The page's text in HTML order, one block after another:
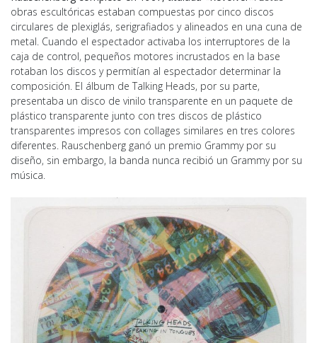
obras escultóricas estaban compuestas por cinco discos
circulares de plexiglás, serigrafiados y alineados en una cuna de
metal. Cuando el espectador activaba los interruptores de la
caja de control, pequeños motores incrustados en la base
rotaban los discos y permitían al espectador determinar la
composición. El álbum de Talking Heads, por su parte,
presentaba un disco de vinilo transparente en un paquete de
plástico transparente junto con tres discos de plástico
transparentes impresos con collages similares en tres colores
diferentes. Rauschenberg ganó un premio Grammy por su
diseño, sin embargo, la banda nunca recibió un Grammy por su
música.